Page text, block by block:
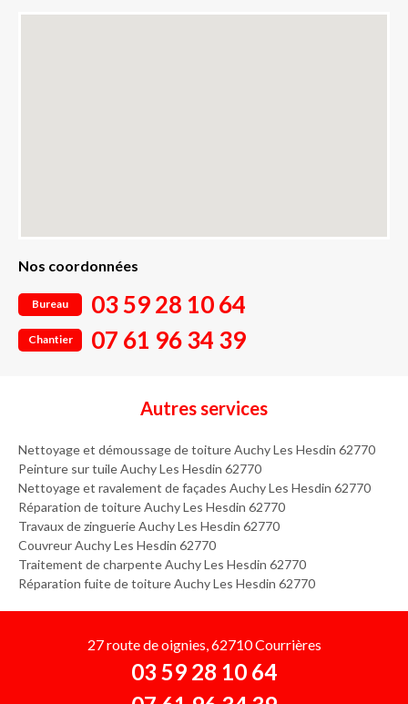
Nos coordonnées
Bureau 03 59 28 10 64
Chantier 07 61 96 34 39
Autres services
Nettoyage et démoussage de toiture Auchy Les Hesdin 62770
Peinture sur tuile Auchy Les Hesdin 62770
Nettoyage et ravalement de façades Auchy Les Hesdin 62770
Réparation de toiture Auchy Les Hesdin 62770
Travaux de zinguerie Auchy Les Hesdin 62770
Couvreur Auchy Les Hesdin 62770
Traitement de charpente Auchy Les Hesdin 62770
Réparation fuite de toiture Auchy Les Hesdin 62770
27 route de oignies, 62710 Courrières
03 59 28 10 64